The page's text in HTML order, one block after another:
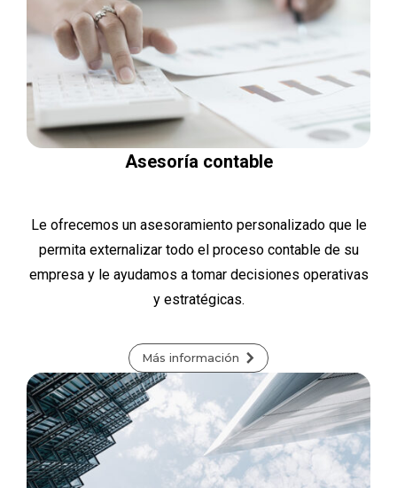
Asesoría contable
Le ofrecemos un asesoramiento personalizado que le
permita externalizar todo el proceso contable de su
empresa y le ayudamos a tomar decisiones operativas
y estratégicas.
Más información